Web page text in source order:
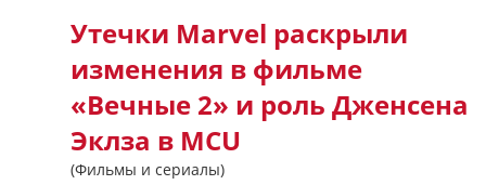
Утечки Marvel раскрыли
изменения в фильме
«Вечные 2» и роль Дженсена
Эклза в MCU
(Фильмы и сериалы)